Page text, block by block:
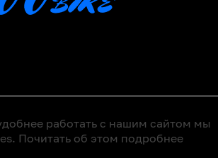
работать с нашим сайтом мы
Почитать об этом подробнее